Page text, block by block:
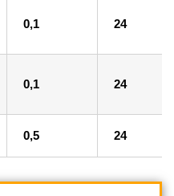
0,1 24
0,1 24
0,5 24